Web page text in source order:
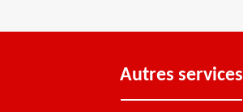
Autres services